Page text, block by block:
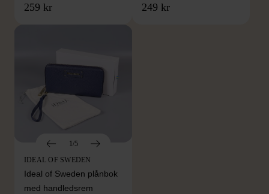
259 kr 249 kr
1/5
IDEAL OF SWEDEN
Ideal of Sweden plånbok
med handledsrem